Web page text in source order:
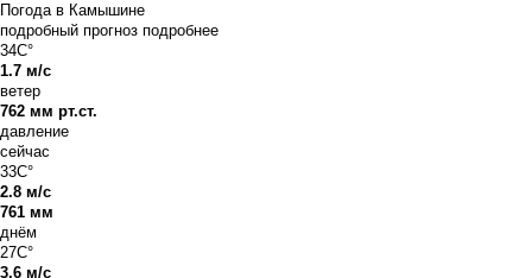
Погода в Камышине
подробный прогноз подробнее
34C°
1.7 м/с
ветер
762 мм рт.ст.
давление
сейчас
33C°
2.8 м/с
761 мм
днём
27C°
3.6 м/с